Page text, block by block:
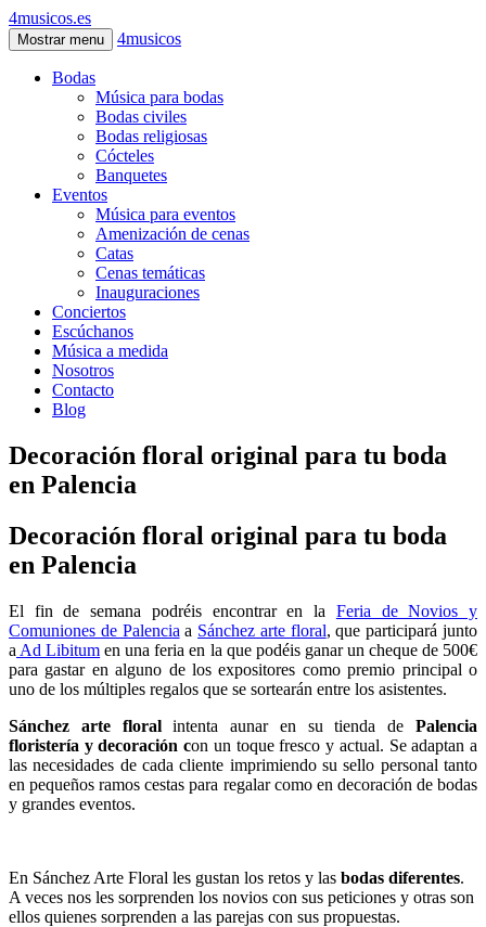
4musicos.es
Mostrar menu 4musicos
Bodas
Música para bodas
Bodas civiles
Bodas religiosas
Cócteles
Banquetes
Eventos
Música para eventos
Amenización de cenas
Catas
Cenas temáticas
Inauguraciones
Conciertos
Escúchanos
Música a medida
Nosotros
Contacto
Blog
Decoración floral original para tu boda
en Palencia
Decoración floral original para tu boda
en Palencia
El fin de semana podréis encontrar en la Feria de Novios y
Comuniones de Palencia a Sánchez arte floral, que participará junto
a Ad Libitum en una feria en la que podéis ganar un cheque de 500€
para gastar en alguno de los expositores como premio principal o
uno de los múltiples regalos que se sortearán entre los asistentes.
Sánchez arte floralintenta aunar en su tienda dePalencia
floristería y decoración con un toque fresco y actual. Se adaptan a
las necesidades de cada cliente imprimiendo su sello personal tanto
en pequeños ramos cestas para regalar como en decoración de bodas
y grandes eventos.
En Sánchez Arte Floral les gustan los retos y las bodas diferentes.
A veces nos les sorprenden los novios con sus peticiones y otras son
ellos quienes sorprenden a las parejas con sus propuestas.